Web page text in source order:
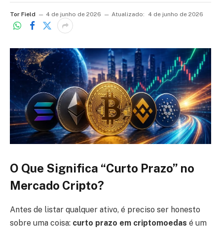
Tor Field 4 de junho de 2026 Atualizado: 4 de junho de 2026
O Que Significa “Curto Prazo” no
Mercado Cripto?
Antes de listar qualquer ativo, é preciso ser honesto
sobre uma coisa: curto prazo em criptomoedas é um